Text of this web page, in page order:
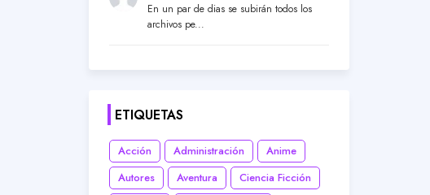
En un par de dias se subirán todos los
archivos pe...
ETIQUETAS
Acción Administración
Anime
Autores
Aventura
Ciencia Ficción